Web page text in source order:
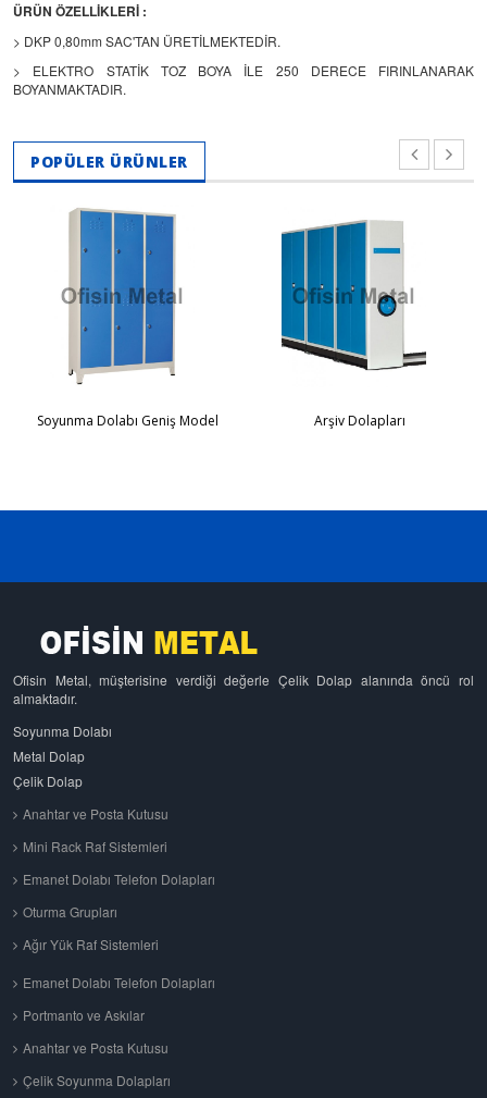
ÜRÜN ÖZELLİKLERİ :
> DKP 0,80mm SAC'TAN ÜRETİLMEKTEDİR.
> ELEKTRO STATİK TOZ BOYA İLE 250 DERECE FIRINLANARAK
BOYANMAKTADIR.
POPÜLER ÜRÜNLER
Soyunma Dolabı Geniş Model Arşiv Dolapları
Ofisin Metal, müşterisine verdiği değerle Çelik Dolap alanında öncü rol
almaktadır.
Soyunma Dolabı
Metal Dolap
Çelik Dolap
Anahtar ve Posta Kutusu
Mini Rack Raf Sistemleri
Emanet Dolabı Telefon Dolapları
Oturma Grupları
Ağır Yük Raf Sistemleri
Emanet Dolabı Telefon Dolapları
Portmanto ve Askılar
Anahtar ve Posta Kutusu
Çelik Soyunma Dolapları